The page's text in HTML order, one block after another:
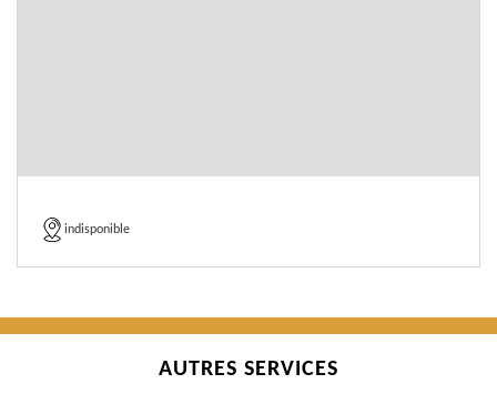
indisponible
AUTRES SERVICES